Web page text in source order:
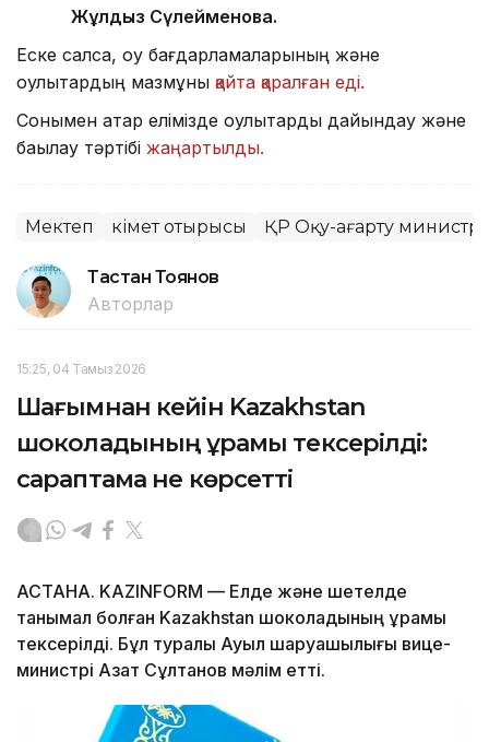
Жұлдыз Сүлейменова.
Еске салсақ, оқу бағдарламаларының және
оқулықтардың мазмұны қайта қаралған еді.
Сонымен қатар елімізде оқулықтарды дайындау және
бақылау тәртібі жаңартылды.
Мектеп Үкімет отырысы ҚР Оқу-ағарту
Тастан Тоянов
Авторлар
15:25, 04 Тамыз 2026
Шағымнан кейін Kazakhstan
шоколадының құрамы тексерілді:
сараптама не көрсетті
АСТАНА. KAZINFORM — Елде және шетелде
танымал болған Kazakhstan шоколадының құрамы
тексерілді. Бұл туралы Ауыл шаруашылығы вице-
министрі Азат Сұлтанов мәлім етті.